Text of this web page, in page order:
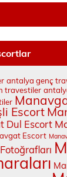
antalya genç
travestiler
Escort
Dul Escort
Escort